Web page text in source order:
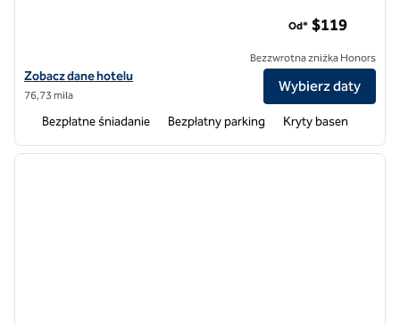
Zobacz szczegóły hotelu dla Homewood Suites by Hilton Wichita
Zobacz dane hotelu
76,73 mila
Od* $119
Bezzwrotna zniżka Honors
Wybierz daty
Bezpłatne śniadanie Bezpłatny parking Kryty basen
1 z 12